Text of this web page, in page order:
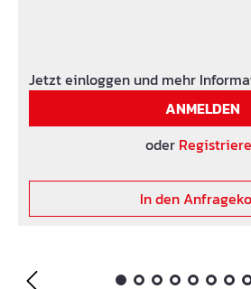
sichtbar und fühlbar U-Profil und Schrauben aus
Edelstahl rostfrei V2A Gummieinlage aus EPDM
integrierter Blindstopfen
Jetzt einloggen und mehr
ANMELDEN
oder
In den